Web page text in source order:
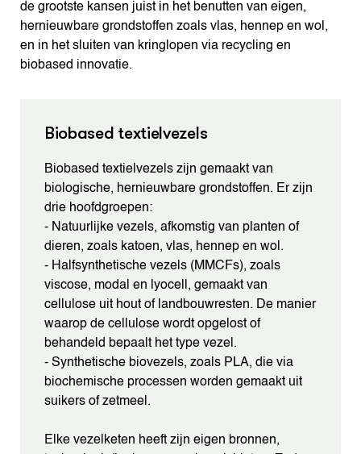
de grootste kansen juist in het benutten van eigen,
hernieuwbare grondstoffen zoals vlas, hennep en wol,
en in het sluiten van kringlopen via recycling en
biobased innovatie.
Biobased textielvezels
Biobased textielvezels zijn gemaakt van
biologische, hernieuwbare grondstoffen. Er zijn
drie hoofdgroepen:
- Natuurlijke vezels, afkomstig van planten of
dieren, zoals katoen, vlas, hennep en wol.
- Halfsynthetische vezels (MMCFs), zoals
viscose, modal en lyocell, gemaakt van
cellulose uit hout of landbouwresten. De manier
waarop de cellulose wordt opgelost of
behandeld bepaalt het type vezel.
- Synthetische biovezels, zoals PLA, die via
biochemische processen worden gemaakt uit
suikers of zetmeel.
Elke vezelketen heeft zijn eigen bronnen,